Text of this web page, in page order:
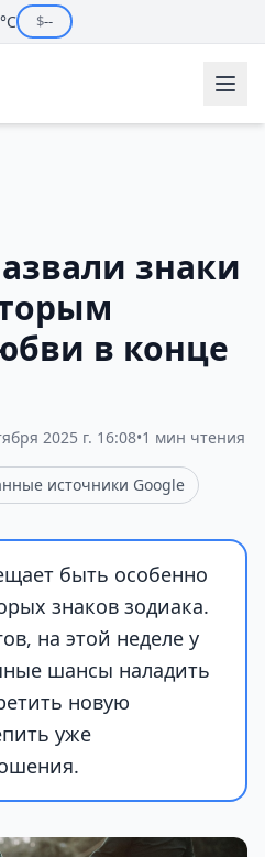
$--
знаки
в конце
2025 г. 16:08•1 мин чтения
источники Google
быть особенно
знаков зодиака.
на этой неделе у
шансы наладить
новую
уже